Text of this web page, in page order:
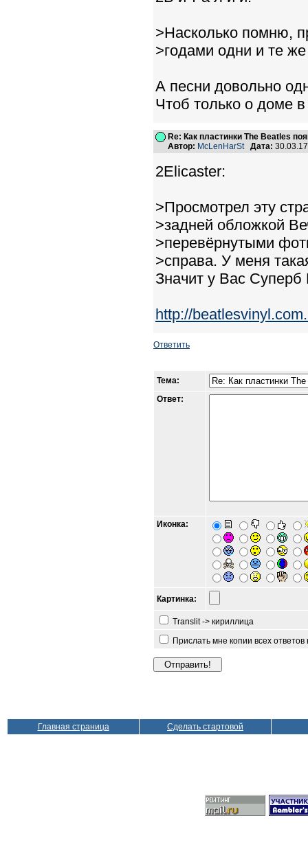
>Насколько помню,
>годами одни и те
А песни довольно
Чтоб только о доме
Re: Как пластинки The Beatles
Автор: McLenHarSt Дата:
2Elicaster:
>Просмотрел эту
>задней обложкой
>перевёрнутыми
>справа. У меня
Значит у Вас Суперб
http://
Ответить
Тема:
Ответ:
Иконка:
Картинка:
Translit -> кириллица
Прислать мне копии всех
Главная страница Сделать стартовой